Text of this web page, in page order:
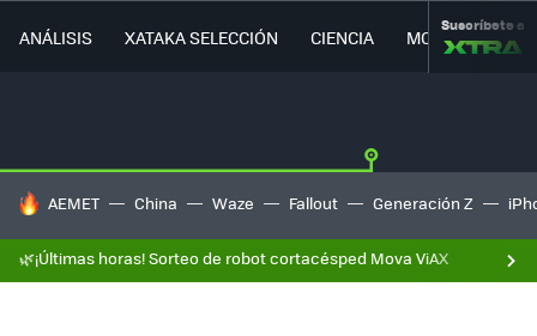
ANÁLISIS XATAKA SELECCIÓN CIENCIA MOVILIDAD
Suscríbete a
HOY SE HABLA DE
AEMET China Waze Fallout Generación Z
🌿¡Últimas horas! Sorteo de robot cortacésped Mova ViAX